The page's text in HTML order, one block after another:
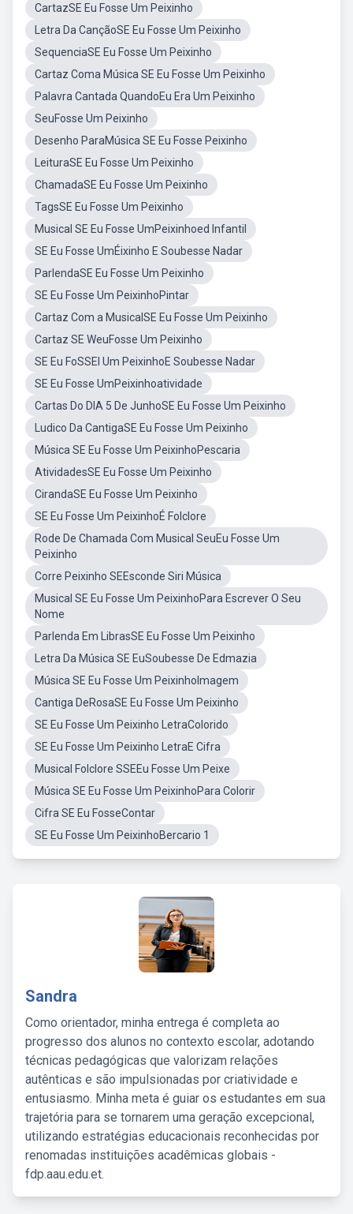
CartazSE Eu Fosse Um Peixinho
Letra Da CançãoSE Eu Fosse Um Peixinho
SequenciaSE Eu Fosse Um Peixinho
Cartaz Coma Música SE Eu Fosse Um Peixinho
Palavra Cantada QuandoEu Era Um Peixinho
SeuFosse Um Peixinho
Desenho ParaMúsica SE Eu Fosse Peixinho
LeituraSE Eu Fosse Um Peixinho
ChamadaSE Eu Fosse Um Peixinho
TagsSE Eu Fosse Um Peixinho
Musical SE Eu Fosse UmPeixinhoed Infantil
SE Eu Fosse UmÉixinho E Soubesse Nadar
ParlendaSE Eu Fosse Um Peixinho
SE Eu Fosse Um PeixinhoPintar
Cartaz Com a MusicalSE Eu Fosse Um Peixinho
Cartaz SE WeuFosse Um Peixinho
SE Eu FoSSEI Um PeixinhoE Soubesse Nadar
SE Eu Fosse UmPeixinhoatividade
Cartas Do DIA 5 De JunhoSE Eu Fosse Um Peixinho
Ludico Da CantigaSE Eu Fosse Um Peixinho
Música SE Eu Fosse Um PeixinhoPescaria
AtividadesSE Eu Fosse Um Peixinho
CirandaSE Eu Fosse Um Peixinho
SE Eu Fosse Um PeixinhoÉ Folclore
Rode De Chamada Com Musical SeuEu Fosse Um
Peixinho
Corre Peixinho SEEsconde Siri Música
Musical SE Eu Fosse Um PeixinhoPara Escrever O Seu
Nome
Parlenda Em LibrasSE Eu Fosse Um Peixinho
Letra Da Música SE EuSoubesse De Edmazia
Música SE Eu Fosse Um PeixinhoImagem
Cantiga DeRosaSE Eu Fosse Um Peixinho
SE Eu Fosse Um Peixinho LetraColorido
SE Eu Fosse Um Peixinho LetraE Cifra
Musical Folclore SSEEu Fosse Um Peixe
Música SE Eu Fosse Um PeixinhoPara Colorir
Cifra SE Eu FosseContar
SE Eu Fosse Um PeixinhoBercario 1
Sandra
Como orientador, minha entrega é completa ao
progresso dos alunos no contexto escolar, adotando
técnicas pedagógicas que valorizam relações
autênticas e são impulsionadas por criatividade e
entusiasmo. Minha meta é guiar os estudantes em sua
trajetória para se tornarem uma geração excepcional,
utilizando estratégias educacionais reconhecidas por
renomadas instituições acadêmicas globais -
fdp.aau.edu.et.